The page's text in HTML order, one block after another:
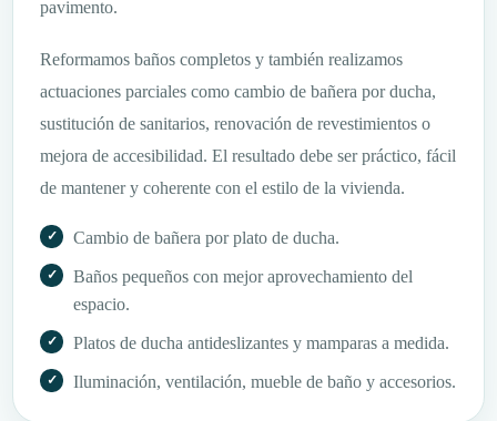
pavimento.
Reformamos baños completos y también realizamos
actuaciones parciales como cambio de bañera por ducha,
sustitución de sanitarios, renovación de revestimientos o
mejora de accesibilidad. El resultado debe ser práctico, fácil
de mantener y coherente con el estilo de la vivienda.
Cambio de bañera por plato de ducha.
Baños pequeños con mejor aprovechamiento del
espacio.
Platos de ducha antideslizantes y mamparas a medida.
Iluminación, ventilación, mueble de baño y accesorios.